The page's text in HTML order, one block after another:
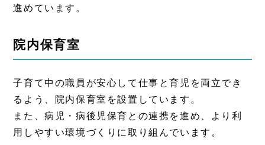
進めています。
院内保育室
子育て中の職員が安心して仕事と育児を両立でき
るよう、院内保育室を設置しています。
また、病児・病後児保育との連携を進め、より利
用しやすい環境づくりに取り組んでいます。